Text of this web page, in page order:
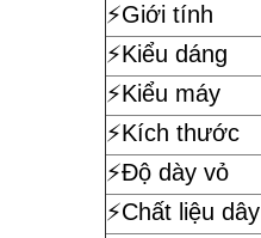
⚡️Giới tính
⚡️Kiểu dáng
⚡️Kiểu máy
⚡️Kích thước
⚡️Độ dày vỏ
⚡️Chất liệu dây